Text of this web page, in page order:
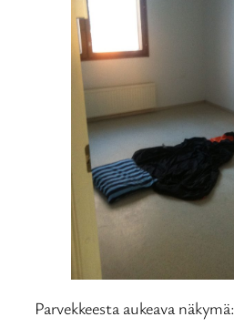
Parvekkeesta aukeava näkymä: